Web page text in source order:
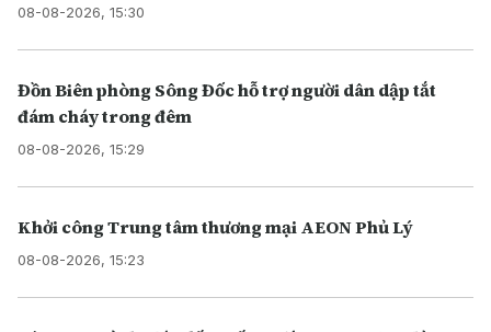
08-08-2026, 15:30
Đồn Biên phòng Sông Đốc hỗ trợ người dân dập tắt
đám cháy trong đêm
08-08-2026, 15:29
Khởi công Trung tâm thương mại AEON Phủ Lý
08-08-2026, 15:23